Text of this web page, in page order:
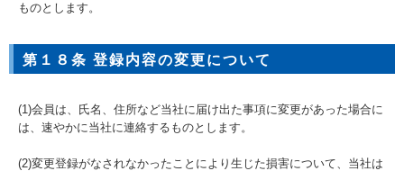
ものとします。
第１８条 登録内容の変更について
(1)会員は、氏名、住所など当社に届け出た事項に変更があった場合に
は、速やかに当社に連絡するものとします。
(2)変更登録がなされなかったことにより生じた損害について、当社は